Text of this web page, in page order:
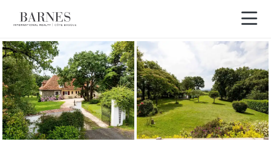
VENDIDO POR BARNES